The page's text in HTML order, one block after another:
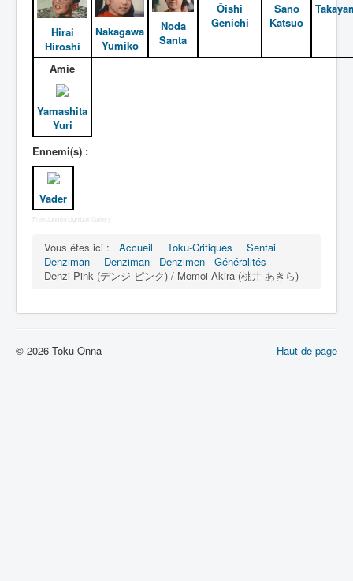
[]
Généralités
Membres
Denzispark
Accessoires
Armes
Pouvoirs
Attaques
Hirai
Hiroshi
Nakagawa
Yumiko
Noda
Santa
Ôishi
Genichi
Sano
Katsuo
Amie
Yamashita
Yuri
Ennemi(s) :
Vader
Free Joomla Lightbox Gallery
Vous êtes ici : Accueil Toku-Critiques
Sentai
Denziman
Denziman - Denzimen - Généralités
Denzi Pink (デンジ ピンク) / Momoi Akira (桃井 あきら)
Haut de page
© 2026 Toku-Onna